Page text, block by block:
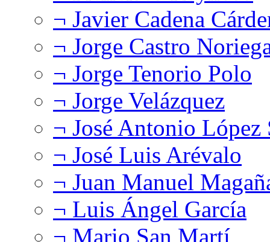
¬ Javier Cadena
¬ Jorge Castro
¬ Jorge Tenorio Polo
¬ Jorge Velázquez
¬ José Antonio López
¬ José Luis Arévalo
¬ Juan Manuel
¬ Luis Ángel García
¬ Mario San Martí